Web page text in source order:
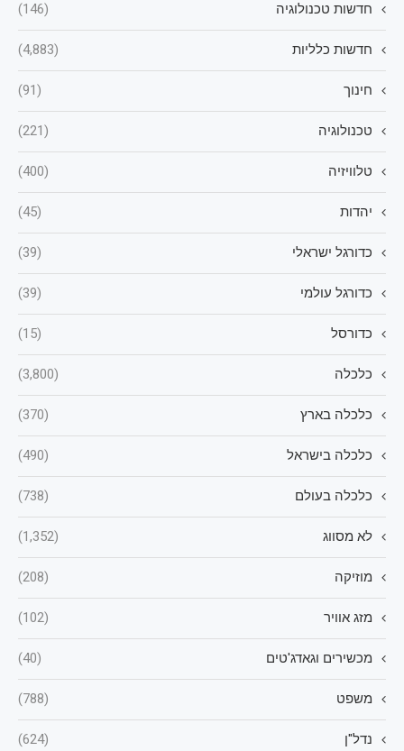
חדשות טכנולוגיה (146)
חדשות כלליות (4,883)
חינוך (91)
טכנולוגיה (221)
טלוויזיה (400)
יהדות (45)
כדורגל ישראלי (39)
כדורגל עולמי (39)
כדורסל (15)
כלכלה (3,800)
כלכלה בארץ (370)
כלכלה בישראל (490)
כלכלה בעולם (738)
לא מסווג (1,352)
מוזיקה (208)
מזג אוויר (102)
מכשירים וגאדג'טים (40)
משפט (788)
נדל"ן (624)